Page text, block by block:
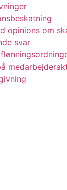
opinions om
svar